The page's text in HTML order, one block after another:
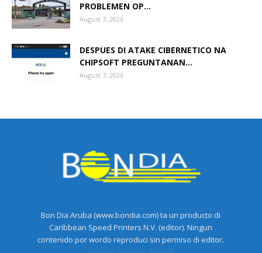
PROBLEMEN OP...
August 7, 2026
DESPUES DI ATAKE CIBERNETICO NA
CHIPSOFT PREGUNTANAN...
August 7, 2026
Bon Dia Aruba (www.bondia.com) ta un producto di
Caribbean Speed Printers N.V. (editor). Ningun
contenido por wordo reproduci sin permiso di editor.